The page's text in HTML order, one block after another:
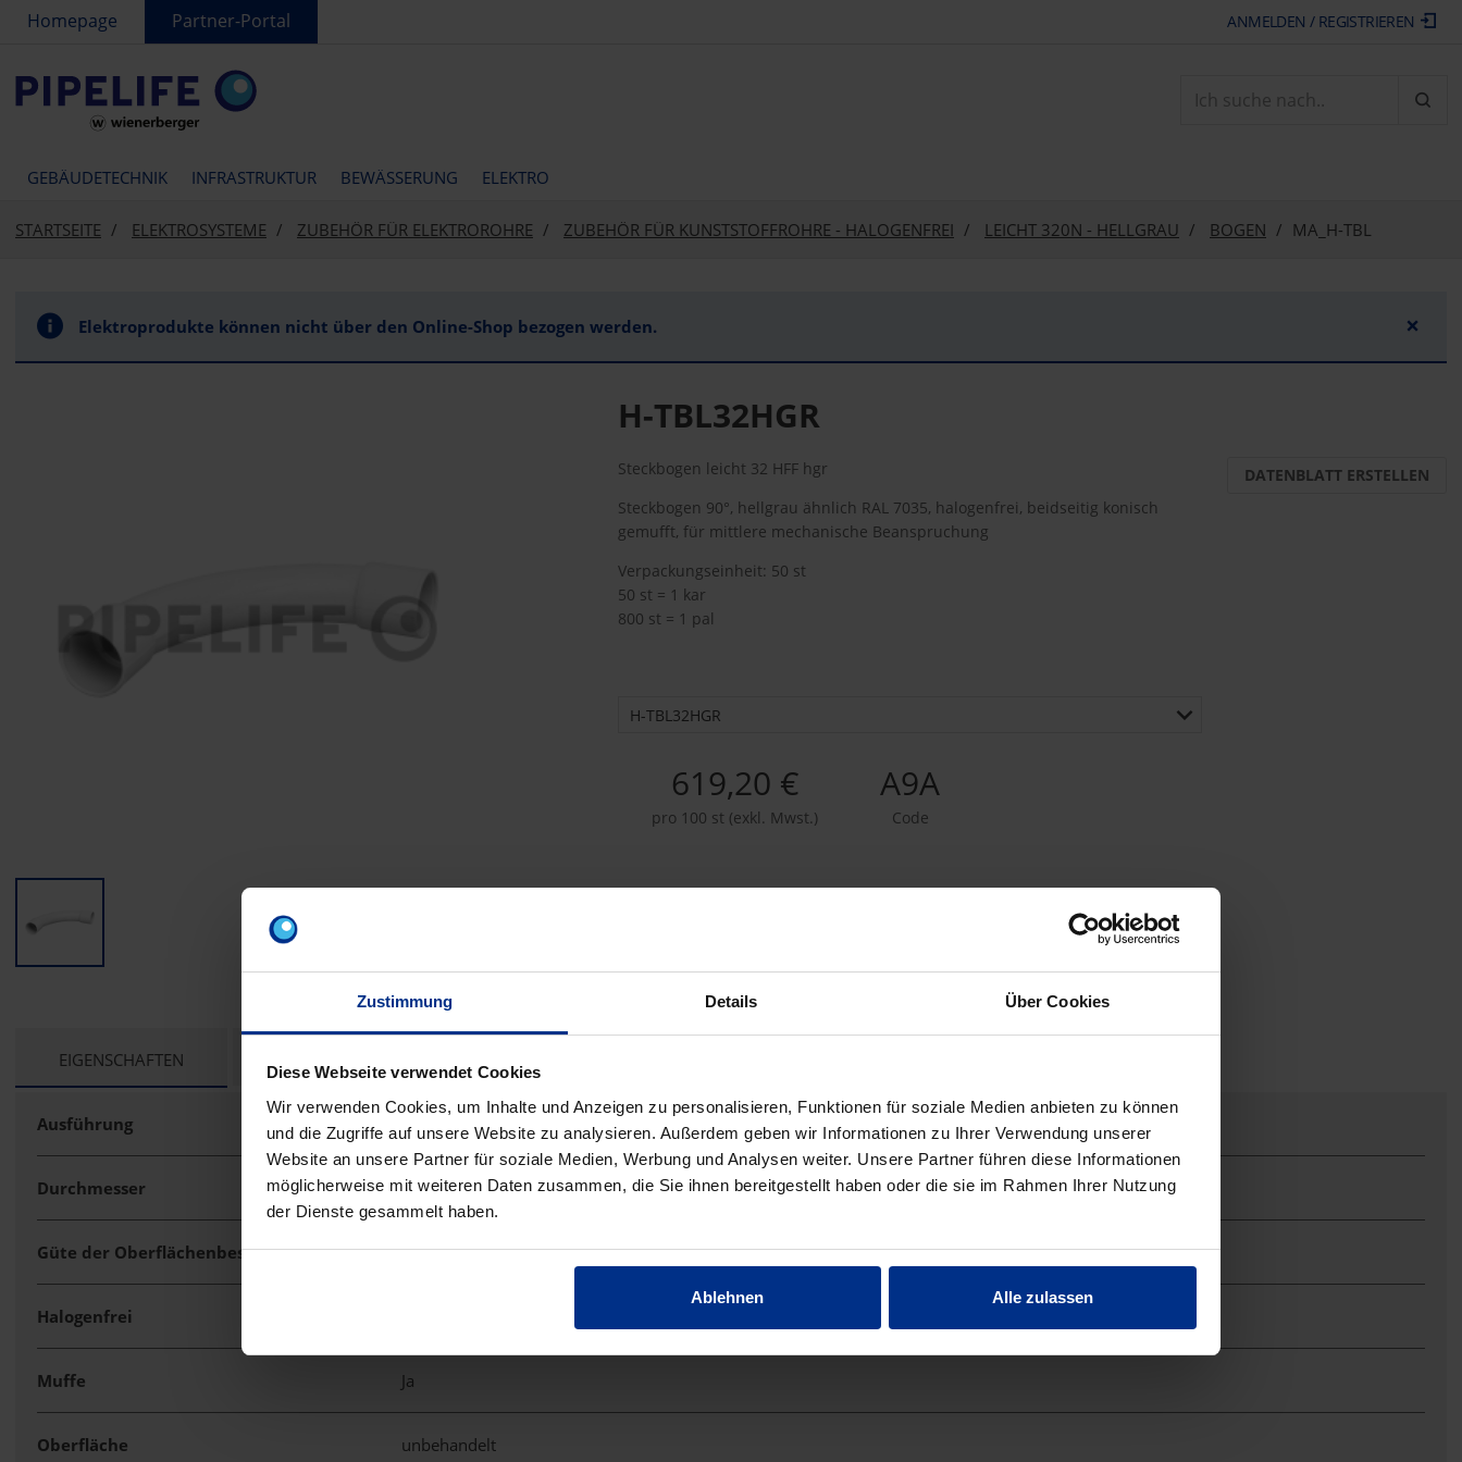
Zustimmung Details Über Cookies
Diese Webseite verwendet Cookies
Wir verwenden Cookies, um Inhalte und Anzeigen zu personalisieren, Funktionen für soziale Medien anbieten zu können
und die Zugriffe auf unsere Website zu analysieren. Außerdem geben wir Informationen zu Ihrer Verwendung unserer
Website an unsere Partner für soziale Medien, Werbung und Analysen weiter. Unsere Partner führen diese Informationen
möglicherweise mit weiteren Daten zusammen, die Sie ihnen bereitgestellt haben oder die sie im Rahmen Ihrer Nutzung
der Dienste gesammelt haben.
Ablehnen Alle zulassen
text.skipToContent
text.skipToNavigation
Homepage Partner-Portal ANMELDEN / REGISTRIEREN
GEBÄUDETECHNIK INFRASTRUKTUR BEWÄSSERUNG ELEKTRO
STARTSEITE ELEKTROSYSTEME ZUBEHÖR FÜR ELEKTROROHRE ZUBEHÖR FÜR KUNSTSTOFFROHRE - HALOGENFREI LEICHT 320N - HELLGRAU BOGEN MA_H-TBL
Elektroprodukte können nicht über den Online-Shop bezogen werden. ×
H-TBL32HGR
Steckbogen leicht 32 HFF hgr
Steckbogen 90°, hellgrau ähnlich RAL 7035, halogenfrei, beidseitig konisch
gemufft, für mittlere mechanische Beanspruchung
Verpackungseinheit: 50 st
50 st = 1 kar
800 st = 1 pal
DATENBLATT ERSTELLEN
H-TBL32HGR
619,20 €
pro 100 st (exkl. Mwst.)
A9A
Code
CURRENT
EIGENSCHAFTEN
Ausführung Steck
Durchmesser 32 mm
Güte der Oberflächenbeschichtung unbeschichtet
Halogenfrei
Muffe Ja
Oberfläche unbehandelt